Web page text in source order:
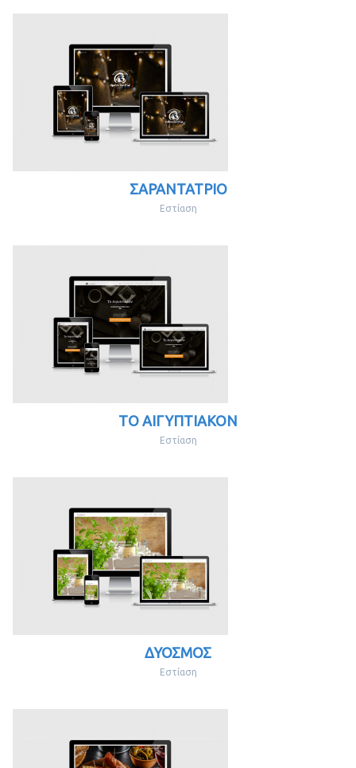
ΣΑΡΑΝΤΑΤΡΙΟ
Εστίαση
ΤΟ ΑΙΓΥΠΤΙΑΚΟΝ
Εστίαση
ΔΥΟΣΜΟΣ
Εστίαση